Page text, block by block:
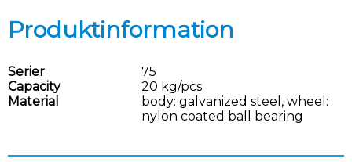
Produktinformation
Serier
75
Capacity
20 kg/pcs
Material
body: galvanized steel, wheel:
nylon coated ball bearing